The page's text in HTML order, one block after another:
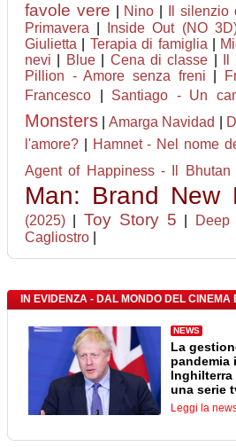
favole vere Nino Il silenzio
Primavera
Inside Out (NO
Giulietta
Terapia di famiglia
nevi
Blue| Cena di classe
Pillion - Amore senza freni
Francesco
Santiago - Un
Monsters Amarga Navidad
l'amore? Hamnet - Nel nome
Agent of Happiness - Il
Man: Brand New
(2025)
Toy Story 5
Cagliostro
IN EVIDENZA - DAL MONDO DEL
NEWS
La
pandemia
Inghilterra
una serie
Leggi la